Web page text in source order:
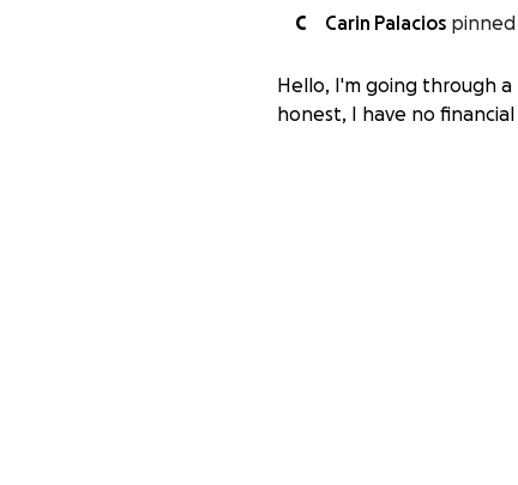
C Carin Palacios
Hello, I'm going through
honest, I have no